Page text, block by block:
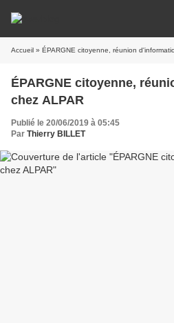
Accueil » ÉPARGNE citoyenne, réunion
ÉPARGNE citoyenne,
chez ALPAR
Publié le 20/06/2019 à 05:45
Par Thierry BILLET